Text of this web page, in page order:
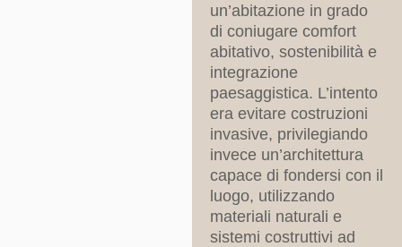
un’abitazione in grado
di coniugare comfort
abitativo, sostenibilità e
integrazione
paesaggistica. L’intento
era evitare costruzioni
invasive, privilegiando
invece un’architettura
capace di fondersi con il
luogo, utilizzando
materiali naturali e
sistemi costruttivi ad